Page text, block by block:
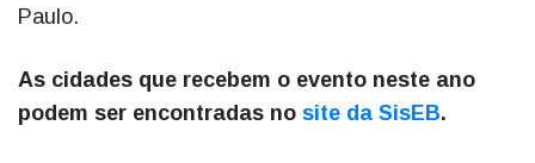
Paulo.
As cidades que recebem o evento neste ano
podem ser encontradas no site da SisEB.